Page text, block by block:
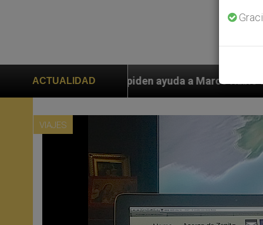
ACTUALIDAD
ayuda a Marco Rubio ante persecución de
VIAJES